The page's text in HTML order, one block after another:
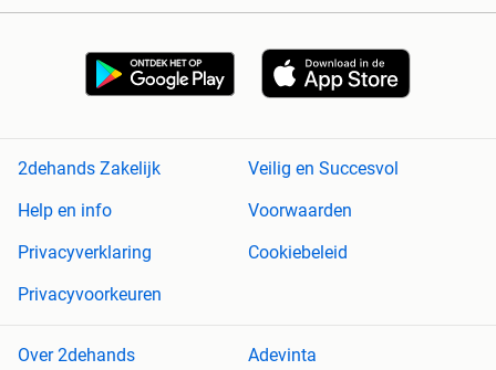
2dehands Zakelijk
Veilig en Succesvol
Help en info
Voorwaarden
Privacyverklaring
Cookiebeleid
Privacyvoorkeuren
Over 2dehands Adevinta